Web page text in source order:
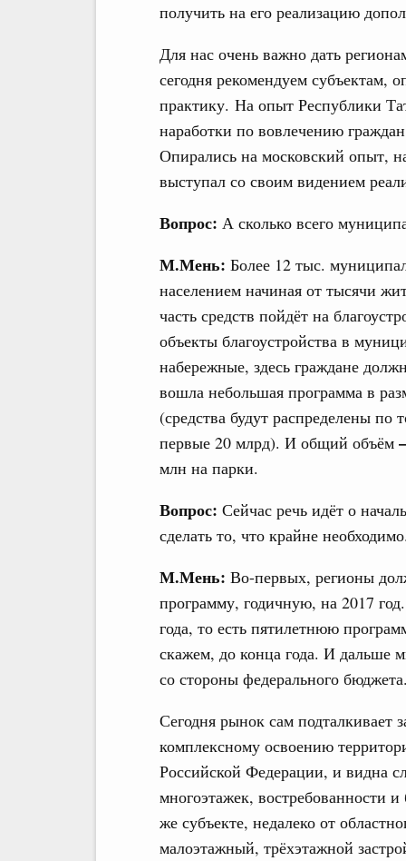
получить на его реализацию
Для нас очень важно дать
сегодня рекомендуем субъектам,
практику. На опыт Республики
наработки по вовлечению
Опирались на московский опыт,
выступал со своим видением
Вопрос: А сколько всего
М.Мень: Более 12 тыс.
населением начиная от тысячи
часть средств пойдёт на
объекты благоустройства в
набережные, здесь граждане
вошла небольшая программа в
(средства будут распределены
первые 20 млрд). И общий объём
млн на парки.
Вопрос: Сейчас речь идёт о
сделать то, что крайне
М.Мень: Во-первых, регионы
программу, годичную, на 2017
года, то есть пятилетнюю
скажем, до конца года. И дальше
со стороны федерального
Сегодня рынок сам
комплексному освоению
Российской Федерации, и видна
многоэтажек, востребованности
же субъекте, недалеко от
малоэтажный, трёхэтажной